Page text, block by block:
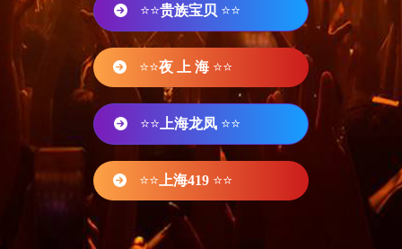
⭐⭐贵族宝贝 ⭐⭐
⭐⭐夜 上 海 ⭐⭐
⭐⭐ 上海龙凤 ⭐⭐
⭐⭐ 上海419 ⭐⭐